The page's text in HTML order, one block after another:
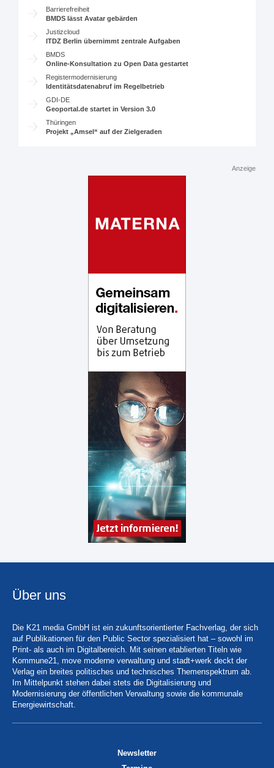
Barrierefreiheit
BMDS lässt Avatar gebärden
Justizcloud
ITDZ Berlin übernimmt zentrale Aufgaben
BMDS
Online-Konsultation zu Open Data gestartet
Registermodernisierung
Identitätsdatenabruf im Regelbetrieb
GDI-DE
Geoportal.de startet in Version 3.0
Thüringen
Projekt „Amsel“ auf der Zielgeraden
Anzeige
Über uns
Die K21 media GmbH ist ein zukunftsorientierter Fachverlag, der sich
auf Publikationen für den Public Sector spezialisiert hat – sowohl im
Print- als auch im Digitalbereich. Mit seinen etablierten Titeln wie
Kommune21, move moderne verwaltung und stadt+werk deckt der
Verlag ein breites politisches und technisches Themenspektrum ab.
Im Mittelpunkt stehen dabei stets die Digitalisierung und
Modernisierung der öffentlichen Verwaltung sowie die kommunale
Energiewirtschaft.
Newsletter